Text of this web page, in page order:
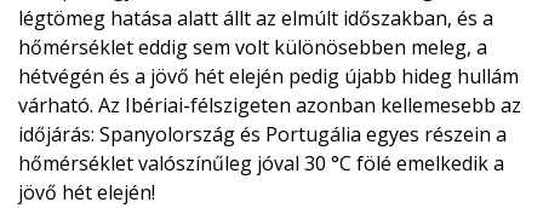
légtömeg hatása alatt állt az elmúlt időszakban, és a
hőmérséklet eddig sem volt különösebben meleg, a
hétvégén és a jövő hét elején pedig újabb hideg hullám
várható. Az Ibériai-félszigeten azonban kellemesebb az
időjárás: Spanyolország és Portugália egyes részein a
hőmérséklet valószínűleg jóval 30 °C fölé emelkedik a
jövő hét elején!